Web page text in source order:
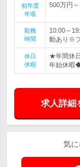
初年度
年収
500万円
勤務
時間
10:00～
動あり※
休日
休暇
★年間休
年始休暇
求人詳細
気